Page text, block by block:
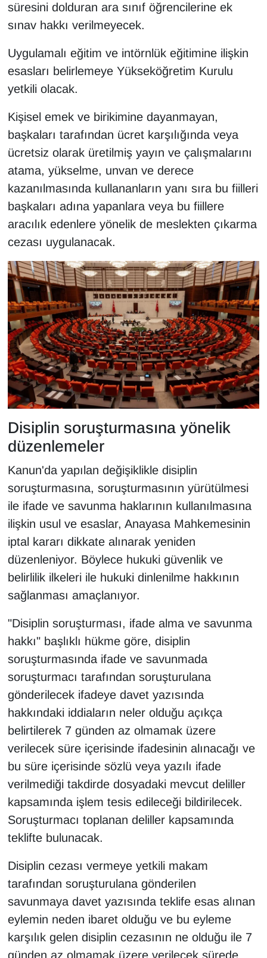
süresini dolduran ara sınıf öğrencilerine ek
sınav hakkı verilmeyecek.
Uygulamalı eğitim ve intörnlük eğitimine ilişkin
esasları belirlemeye Yükseköğretim Kurulu
yetkili olacak.
Kişisel emek ve birikimine dayanmayan,
başkaları tarafından ücret karşılığında veya
ücretsiz olarak üretilmiş yayın ve çalışmalarını
atama, yükselme, unvan ve derece
kazanılmasında kullananların yanı sıra bu fiilleri
başkaları adına yapanlara veya bu fiillere
aracılık edenlere yönelik de meslekten çıkarma
cezası uygulanacak.
Disiplin soruşturmasına yönelik
düzenlemeler
Kanun'da yapılan değişiklikle disiplin
soruşturmasına, soruşturmasının yürütülmesi
ile ifade ve savunma haklarının kullanılmasına
ilişkin usul ve esaslar, Anayasa Mahkemesinin
iptal kararı dikkate alınarak yeniden
düzenleniyor. Böylece hukuki güvenlik ve
belirlilik ilkeleri ile hukuki dinlenilme hakkının
sağlanması amaçlanıyor.
"Disiplin soruşturması, ifade alma ve savunma
hakkı" başlıklı hükme göre, disiplin
soruşturmasında ifade ve savunmada
soruşturmacı tarafından soruşturulana
gönderilecek ifadeye davet yazısında
hakkındaki iddiaların neler olduğu açıkça
belirtilerek 7 günden az olmamak üzere
verilecek süre içerisinde ifadesinin alınacağı ve
bu süre içerisinde sözlü veya yazılı ifade
verilmediği takdirde dosyadaki mevcut deliller
kapsamında işlem tesis edileceği bildirilecek.
Soruşturmacı toplanan deliller kapsamında
teklifte bulunacak.
Disiplin cezası vermeye yetkili makam
tarafından soruşturulana gönderilen
savunmaya davet yazısında teklife esas alınan
eylemin neden ibaret olduğu ve bu eyleme
karşılık gelen disiplin cezasının ne olduğu ile 7
günden az olmamak üzere verilecek sürede